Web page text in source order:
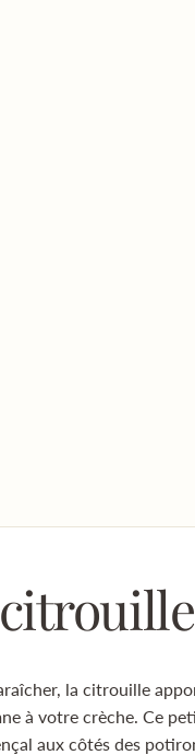
la citrouille
à votre crèche. Ce
aux côtés des